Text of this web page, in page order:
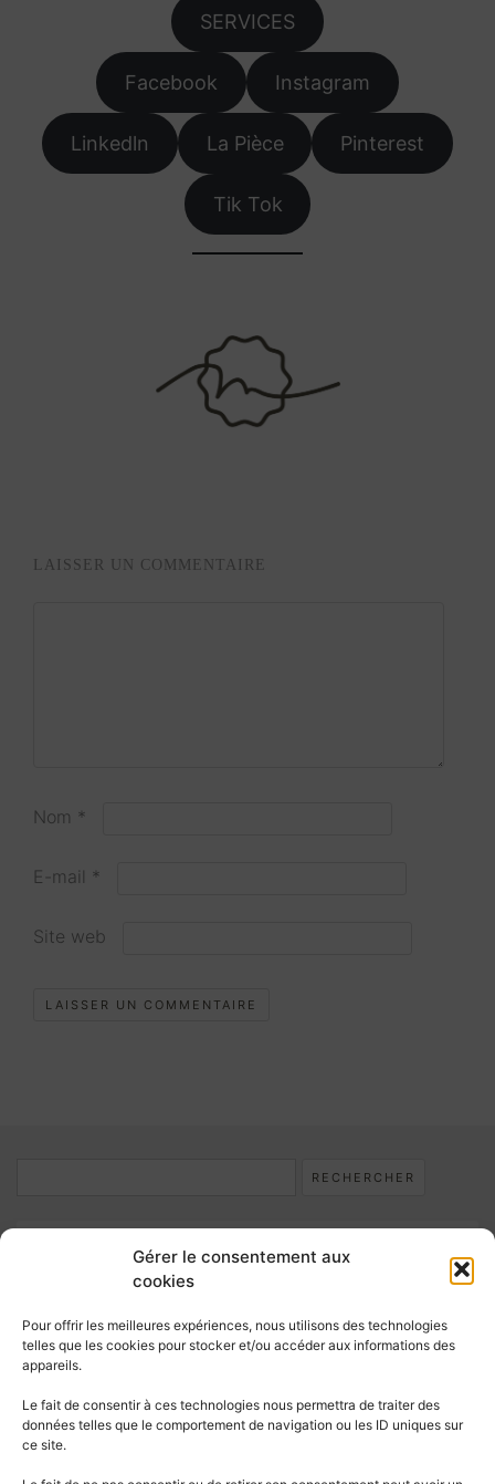
Gérer le consentement aux
cookies
Pour offrir les meilleures expériences, nous utilisons des technologies
telles que les cookies pour stocker et/ou accéder aux informations des
appareils.
Le fait de consentir à ces technologies nous permettra de traiter des
données telles que le comportement de navigation ou les ID uniques sur
ce site.
SERVICES
Facebook Instagram
Linkedln La Pièce Pinterest
Tik Tok
LAISSER UN COMMENTAIRE
Nom *
E-mail *
Site web
Étiquettes
AMÉNAGEMENT INTÉRIEUR
CUISINE
DESIGN INTÉRIEUR